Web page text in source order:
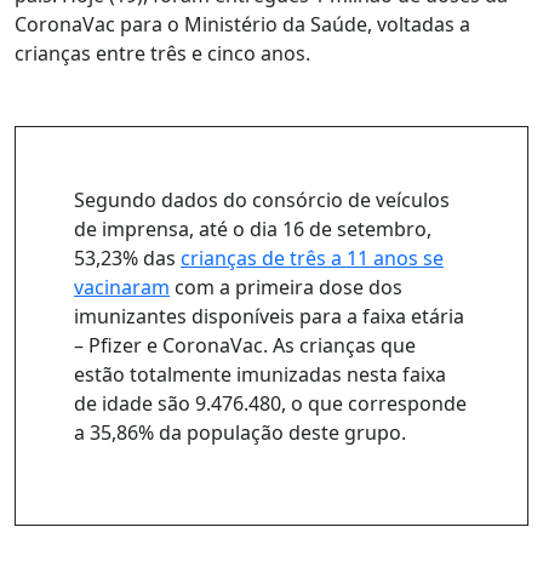
CoronaVac para o Ministério da Saúde, voltadas a
crianças entre três e cinco anos.
Segundo dados do consórcio de veículos
de imprensa, até o dia 16 de setembro,
53,23% das crianças de três a 11 anos se
vacinaram com a primeira dose dos
imunizantes disponíveis para a faixa etária
– Pfizer e CoronaVac. As crianças que
estão totalmente imunizadas nesta faixa
de idade são 9.476.480, o que corresponde
a 35,86% da população deste grupo.